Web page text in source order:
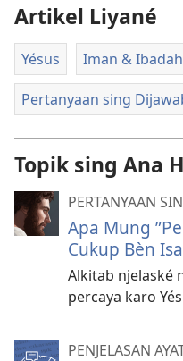
Artikel Liyané
Yésus Iman & Ibadah
Pertanyaan sing
Topik sing Ana
PERTANYAAN
Apa Mung
Cukup Bèn
Alkitab njelaské
percaya karo
PENJELASAN